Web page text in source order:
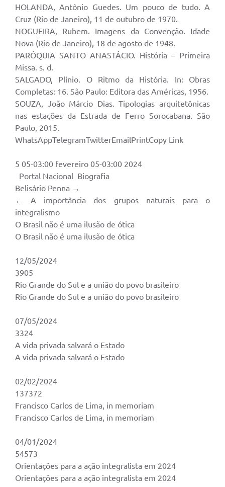
HOLANDA, Antônio Guedes. Um pouco de tudo. A
Cruz (Rio de Janeiro), 11 de outubro de 1970.
NOGUEIRA, Rubem. Imagens da Convenção. Idade
Nova (Rio de Janeiro), 18 de agosto de 1948.
PARÓQUIA SANTO ANASTÁCIO. História – Primeira
Missa. s. d.
SALGADO, Plínio. O Ritmo da História. In: Obras
Completas: 16. São Paulo: Editora das Américas, 1956.
SOUZA, João Márcio Dias. Tipologias arquitetônicas
nas estações da Estrada de Ferro Sorocabana. São
Paulo, 2015.
WhatsAppTelegramTwitterEmailPrintCopy Link
5 05-03:00 fevereiro 05-03:00 2024
Portal Nacional Biografia
Belisário Penna →
← A importância dos grupos naturais para o
integralismo
O Brasil não é uma ilusão de ótica
O Brasil não é uma ilusão de ótica
12/05/2024
3905
Rio Grande do Sul e a união do povo brasileiro
Rio Grande do Sul e a união do povo brasileiro
07/05/2024
3324
A vida privada salvará o Estado
A vida privada salvará o Estado
02/02/2024
137372
Francisco Carlos de Lima, in memoriam
Francisco Carlos de Lima, in memoriam
04/01/2024
54573
Orientações para a ação integralista em 2024
Orientações para a ação integralista em 2024